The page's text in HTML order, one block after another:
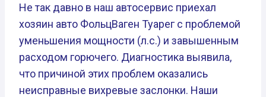
Не так давно в наш автосервис приехал
хозяин авто ФольцВаген Туарег с проблемой
уменьшения мощности (л.с.) и завышенным
расходом горючего. Диагностика выявила,
что причиной этих проблем оказались
неисправные вихревые заслонки. Наши